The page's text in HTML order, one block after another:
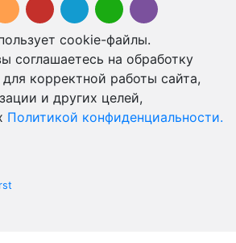
cookie-файлы.
соглашаетесь на обработку
корректной работы сайта,
и других целей,
Политикой конфиденциальности.